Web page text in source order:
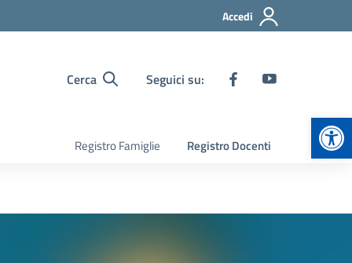
Accedi
Cerca Seguici su:
Registro Famiglie Registro Docenti